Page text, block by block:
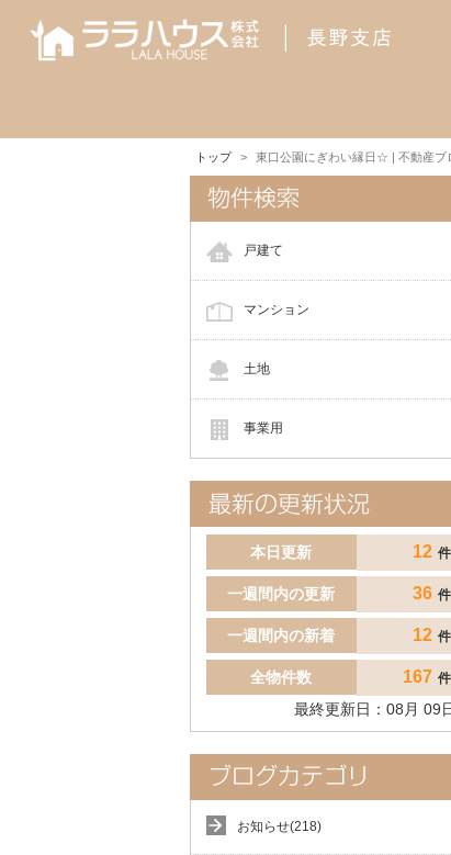
トップ 東口公園にぎわい縁日☆ | 不動産ブ
戸建て
マンション
土地
事業用
本日更新 12 件
一週間内の更新 36 件
一週間内の新着 12 件
全物件数 167 件
最終更新日： 08 月 09
お知らせ(218)